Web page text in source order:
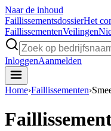
Naar de inhoud
FaillissementsdossierHet
FaillissementenVeilingen
InloggenAanmelden
Home›Faillissementen›